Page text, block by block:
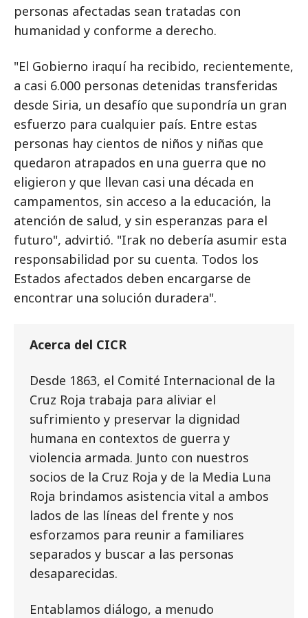
personas afectadas sean tratadas con
humanidad y conforme a derecho.
"El Gobierno iraquí ha recibido, recientemente,
a casi 6.000 personas detenidas transferidas
desde Siria, un desafío que supondría un gran
esfuerzo para cualquier país. Entre estas
personas hay cientos de niños y niñas que
quedaron atrapados en una guerra que no
eligieron y que llevan casi una década en
campamentos, sin acceso a la educación, la
atención de salud, y sin esperanzas para el
futuro", advirtió. "Irak no debería asumir esta
responsabilidad por su cuenta. Todos los
Estados afectados deben encargarse de
encontrar una solución duradera".
Acerca del CICR
Desde 1863, el Comité Internacional de la
Cruz Roja trabaja para aliviar el
sufrimiento y preservar la dignidad
humana en contextos de guerra y
violencia armada. Junto con nuestros
socios de la Cruz Roja y de la Media Luna
Roja brindamos asistencia vital a ambos
lados de las líneas del frente y nos
esforzamos para reunir a familiares
separados y buscar a las personas
desaparecidas.
Entablamos diálogo, a menudo